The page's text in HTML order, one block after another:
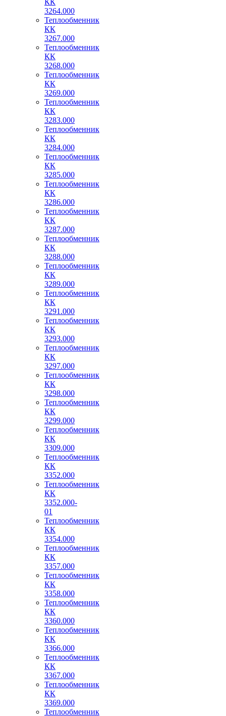
3264.000
Теплообменник
КК
3267.000
Теплообменник
КК
3268.000
Теплообменник
КК
3269.000
Теплообменник
КК
3283.000
Теплообменник
КК
3284.000
Теплообменник
КК
3285.000
Теплообменник
КК
3286.000
Теплообменник
КК
3287.000
Теплообменник
КК
3288.000
Теплообменник
КК
3289.000
Теплообменник
КК
3291.000
Теплообменник
КК
3293.000
Теплообменник
КК
3297.000
Теплообменник
КК
3298.000
Теплообменник
КК
3299.000
Теплообменник
КК
3309.000
Теплообменник
КК
3352.000
Теплообменник
КК
3352.000-
01
Теплообменник
КК
3354.000
Теплообменник
КК
3357.000
Теплообменник
КК
3358.000
Теплообменник
КК
3360.000
Теплообменник
КК
3366.000
Теплообменник
КК
3367.000
Теплообменник
КК
3369.000
Теплообменник